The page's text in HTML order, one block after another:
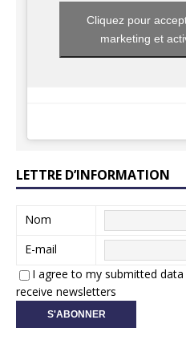
Cliquez pour
marketing et
LETTRE D’INFORMATION
Nom
E-mail
I agree to my submitted
receive newsletters